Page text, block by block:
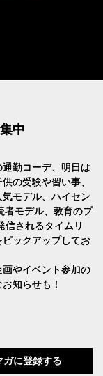
中
勤コーデ、明日は
の受験や習い事、
気モデル、ハイセン
者モデル、教育のプ
信されるタイムリ
ピックアップしてお
画やイベント参加の
知らせも！
ガに登録する